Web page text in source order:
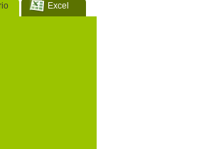
Excel